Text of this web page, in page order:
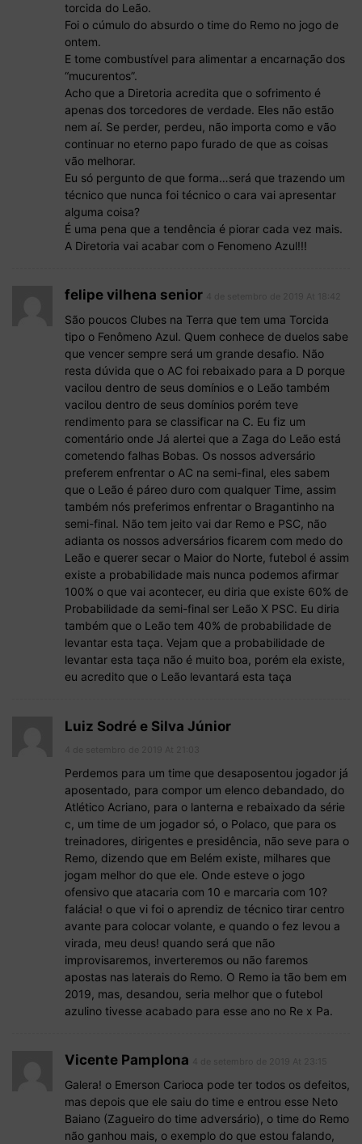
torcida do Leão.
Foi o cúmulo do absurdo o time do Remo no jogo de
ontem.
E tome combustível para alimentar a encarnação dos
“mucurentos”.
Acho que a Diretoria acredita que o sofrimento é
apenas dos torcedores de verdade. Eles não estão
nem aí. Se perder, perdeu, não importa como e vão
continuar no eterno papo furado de que as coisas
vão melhorar.
Eu só pergunto de que forma…será que trazendo um
técnico que nunca foi técnico o cara vai apresentar
alguma coisa?
É uma pena que a tendência é piorar cada vez mais.
A Diretoria vai acabar com o Fenomeno Azul!!!
felipe vilhena senior
São poucos Clubes na Terra que tem uma Torcida
tipo o Fenômeno Azul. Quem conhece de duelos sabe
que vencer sempre será um grande desafio. Não
resta dúvida que o AC foi rebaixado para a D porque
vacilou dentro de seus domínios e o Leão também
vacilou dentro de seus domínios porém teve
rendimento para se classificar na C. Eu fiz um
comentário onde Já alertei que a Zaga do Leão está
cometendo falhas Bobas. Os nossos adversário
preferem enfrentar o AC na semi-final, eles sabem
que o Leão é páreo duro com qualquer Time, assim
também nós preferimos enfrentar o Bragantinho na
semi-final. Não tem jeito vai dar Remo e PSC, não
adianta os nossos adversários ficarem com medo do
Leão e querer secar o Maior do Norte, futebol é assim
existe a probabilidade mais nunca podemos afirmar
100% o que vai acontecer, eu diria que existe 60% de
Probabilidade da semi-final ser Leão X PSC. Eu diria
também que o Leão tem 40% de probabilidade de
levantar esta taça. Vejam que a probabilidade de
levantar esta taça não é muito boa, porém ela existe,
eu acredito que o Leão levantará esta taça
Luiz Sodré e Silva Júnior
Perdemos para um time que desaposentou jogador já
aposentado, para compor um elenco debandado, do
Atlético Acriano, para o lanterna e rebaixado da série
c, um time de um jogador só, o Polaco, que para os
treinadores, dirigentes e presidência, não seve para o
Remo, dizendo que em Belém existe, milhares que
jogam melhor do que ele. Onde esteve o jogo
ofensivo que atacaria com 10 e marcaria com 10?
falácia! o que vi foi o aprendiz de técnico tirar centro
avante para colocar volante, e quando o fez levou a
virada, meu deus! quando será que não
improvisaremos, inverteremos ou não faremos
apostas nas laterais do Remo. O Remo ia tão bem em
2019, mas, desandou, seria melhor que o futebol
azulino tivesse acabado para esse ano no Re x Pa.
Vicente Pamplona
Galera! o Emerson Carioca pode ter todos os defeitos,
mas depois que ele saiu do time e entrou esse Neto
Baiano (Zagueiro do time adversário), o time do Remo
não ganhou mais, o exemplo do que estou falando,